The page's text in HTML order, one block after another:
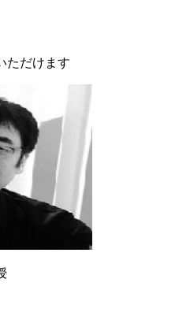
ただけます